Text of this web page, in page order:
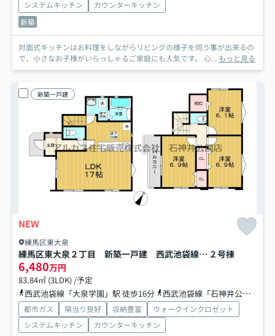
システムキッチン
カウンターキッチン
新築
対面式キッチンはお料理をしながらリビングの様子を伺う事が出来るの
で、小さなお子様がいらっしゃるご家庭にも人気です。 心... もっと見る
新築一戸建
NEW
練馬区東大泉
練馬区東大泉２丁目 新築一戸建 西武池袋線 大泉学園 ２号棟
6,480万円
83.84㎡ (3LDK) /予定
西武池袋線「大泉学園」駅 徒歩16分
西武池袋線「石神井公園」駅 バス7分 西武バス「三原台中学校（東京都）」 停歩3分
都市ガス 陽当り良好 収納豊富
ウォークインクロゼット
システムキッチン
カウンターキッチン